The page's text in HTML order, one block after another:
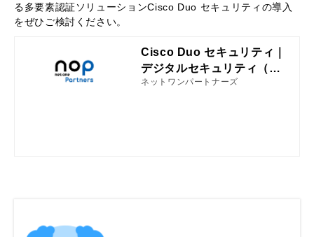
る多要素認証ソリューションCisco Duo セキュリティの導入
をぜひご検討ください。
Cisco Duo セキュリティ｜
デジタルセキュリティ（サ
イバーセキュリティ）｜取
ネットワンパートナーズ